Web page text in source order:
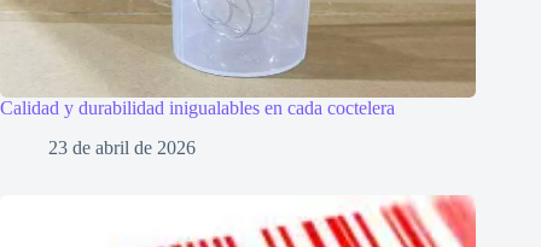
Calidad y durabilidad inigualables en cada coctelera
23 de abril de 2026